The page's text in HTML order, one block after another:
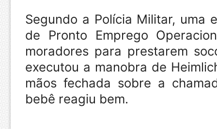
Segundo a Polícia Militar, uma
de Pronto Emprego
moradores para prestarem
executou a manobra de
mãos fechada sobre a
bebê reagiu bem.